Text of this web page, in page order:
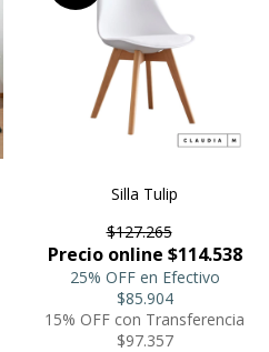
Silla Tulip
$127.265
Precio online $114.538
25% OFF en Efectivo
$85.904
15% OFF con Transferencia
$97.357